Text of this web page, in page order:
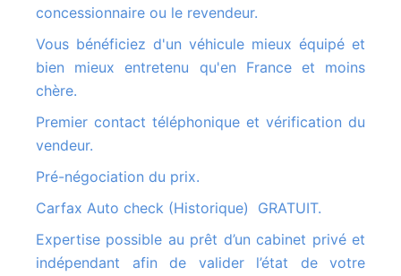
concessionnaire ou le revendeur.
Vous bénéficiez d'un véhicule mieux équipé et
bien mieux entretenu qu'en France et moins
chère.
Premier contact téléphonique et vérification du
vendeur.
Pré-négociation du prix.
Carfax Auto check (Historique) GRATUIT.
Expertise possible au prêt d’un cabinet privé et
indépendant afin de valider l’état de votre